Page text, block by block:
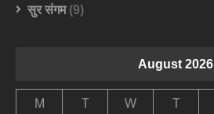
सुर संगम(9)
August 2026
M T W T